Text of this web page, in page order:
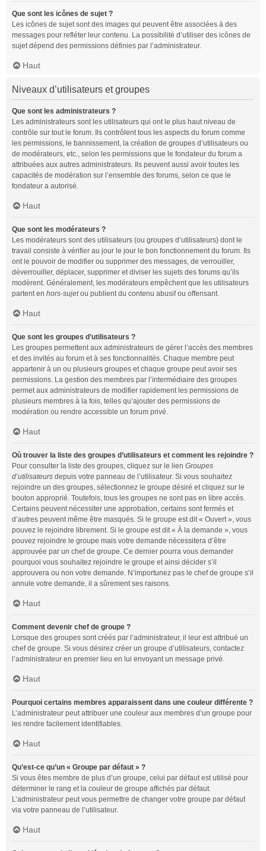
Que sont les icônes de sujet ?
Les icônes de sujet sont des images qui peuvent être associées à des
messages pour refléter leur contenu. La possibilité d’utiliser des icônes de
sujet dépend des permissions définies par l’administrateur.
Haut
Niveaux d’utilisateurs et groupes
Que sont les administrateurs ?
Les administrateurs sont les utilisateurs qui ont le plus haut niveau de
contrôle sur tout le forum. Ils contrôlent tous les aspects du forum comme
les permissions, le bannissement, la création de groupes d’utilisateurs ou
de modérateurs, etc., selon les permissions que le fondateur du forum a
attribuées aux autres administrateurs. Ils peuvent aussi avoir toutes les
capacités de modération sur l’ensemble des forums, selon ce que le
fondateur a autorisé.
Haut
Que sont les modérateurs ?
Les modérateurs sont des utilisateurs (ou groupes d’utilisateurs) dont le
travail consiste à vérifier au jour le jour le bon fonctionnement du forum. Ils
ont le pouvoir de modifier ou supprimer des messages, de verrouiller,
déverrouiller, déplacer, supprimer et diviser les sujets des forums qu’ils
modèrent. Généralement, les modérateurs empêchent que les utilisateurs
partent en hors-sujetou publient du contenu abusif ou offensant.
Haut
Que sont les groupes d’utilisateurs ?
Les groupes permettent aux administrateurs de gérer l’accès des membres
et des invités au forum et à ses fonctionnalités. Chaque membre peut
appartenir à un ou plusieurs groupes et chaque groupe peut avoir ses
permissions. La gestion des membres par l’intermédiaire des groupes
permet aux administrateurs de modifier rapidement les permissions de
plusieurs membres à la fois, telles qu’ajouter des permissions de
modération ou rendre accessible un forum privé.
Haut
Où trouver la liste des groupes d’utilisateurs et comment les rejoindre ?
Pour consulter la liste des groupes, cliquez sur le lien Groupes
d’utilisateurs depuis votre panneau de l’utilisateur. Si vous souhaitez
rejoindre un des groupes, sélectionnez le groupe désiré et cliquez sur le
bouton approprié. Toutefois, tous les groupes ne sont pas en libre accès.
Certains peuvent nécessiter une approbation, certains sont fermés et
d’autres peuvent même être masqués. Si le groupe est dit « Ouvert », vous
pouvez le rejoindre librement. Si le groupe est dit « À la demande », vous
pouvez rejoindre le groupe mais votre demande nécessitera d’être
approuvée par un chef de groupe. Ce dernier pourra vous demander
pourquoi vous souhaitez rejoindre le groupe et ainsi décider s’il
approuvera ou non votre demande. N’importunez pas le chef de groupe s’il
annule votre demande, il a sûrement ses raisons.
Haut
Comment devenir chef de groupe ?
Lorsque des groupes sont créés par l’administrateur, il leur est attribué un
chef de groupe. Si vous désirez créer un groupe d’utilisateurs, contactez
l’administrateur en premier lieu en lui envoyant un message privé.
Haut
Pourquoi certains membres apparaissent dans une couleur différente ?
L’administrateur peut attribuer une couleur aux membres d’un groupe pour
les rendre facilement identifiables.
Haut
Qu’est-ce qu’un « Groupe par défaut » ?
Si vous êtes membre de plus d’un groupe, celui par défaut est utilisé pour
déterminer le rang et la couleur de groupe affichés par défaut.
L’administrateur peut vous permettre de changer votre groupe par défaut
via votre panneau de l’utilisateur.
Haut